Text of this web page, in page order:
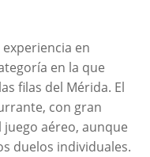
en
en la que
filas del Mérida. El
con gran
juego aéreo, aunque
duelos individuales.